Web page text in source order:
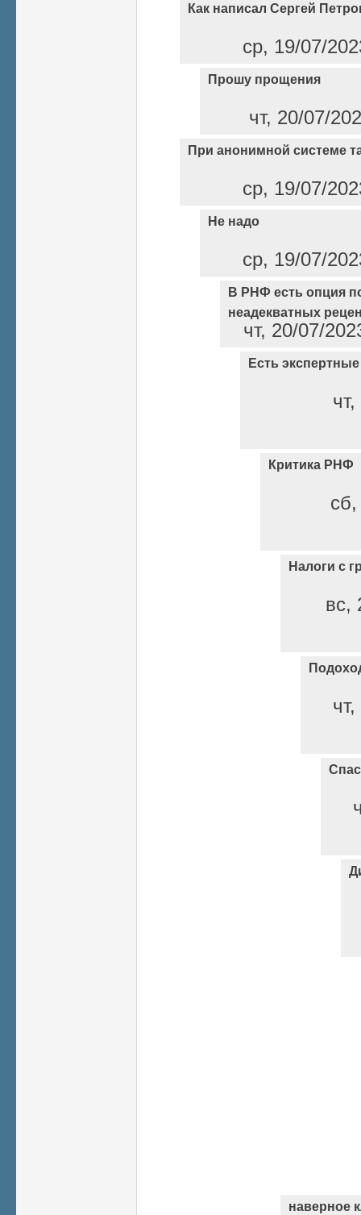
Как написал Сергей
ср, 19/07/
Прошу прощения
чт, 20/07/
При анонимной системе
ср, 19/07/
Не надо
ср, 19/07/
В РНФ есть опция
неадекватных
чт, 20/07/
Есть
Критика РНФ
Налоги с
вс,
наверное